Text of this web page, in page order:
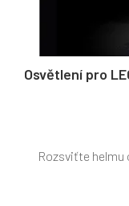
Osvětlení pro
Rozsviťte helmu